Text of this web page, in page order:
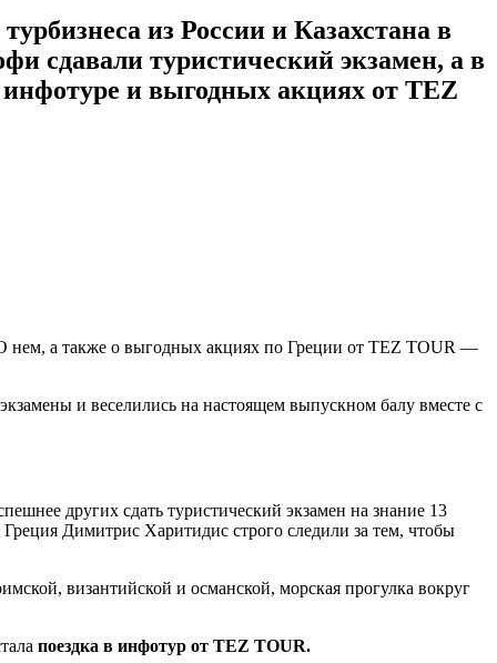
из России и Казахстана в
сдавали туристический экзамен, а в
и выгодных акциях от TEZ
нем, а также о выгодных акциях по Греции от TEZ TOUR —
и веселились на настоящем выпускном балу вместе с
других сдать туристический экзамен на знание 13
Димитрис Харитидис строго следили за тем, чтобы
византийской и османской, морская прогулка вокруг
поездка в инфотур от TEZ TOUR.